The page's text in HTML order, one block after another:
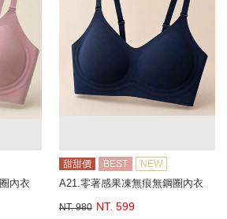
內衣
甜甜價 BEST NEW
A21.零著感果凍無痕無鋼圈內衣
NT. 980 NT. 599